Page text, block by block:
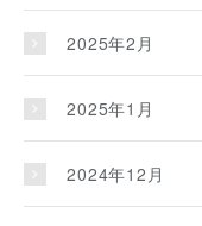
2025年2月
2025年1月
2024年12月